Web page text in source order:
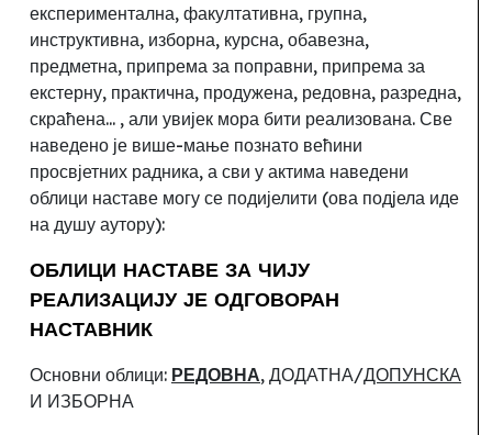
експериментална, факултативна, групна,
инструктивна, изборна, курсна, обавезна,
предметна, припрема за поправни, припрема за
екстерну, практична, продужена, редовна, разредна,
скраћена... , али увијек мора бити реализована. Све
наведено је више-мање познато већини
просвјетних радника, а сви у актима наведени
облици наставе могу се подијелити (ова подјела иде
на душу аутору):
ОБЛИЦИ НАСТАВЕ ЗА ЧИЈУ
РЕАЛИЗАЦИЈУ ЈЕ ОДГОВОРАН
НАСТАВНИК
Основни облици: РЕДОВНА, ДОДАТНА/ДОПУНСКА
И ИЗБОРНА